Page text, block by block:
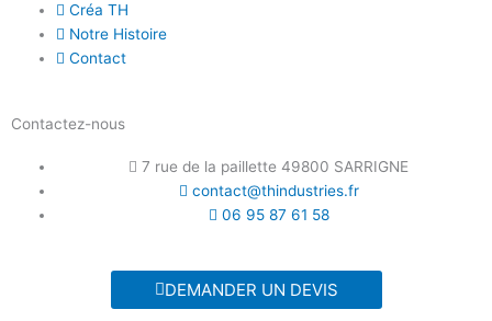
Créa TH
Notre Histoire
Contact
Contactez-nous
7 rue de la paillette 49800 SARRIGNE
contact@thindustries.fr
06 95 87 61 58
DEMANDER UN DEVIS